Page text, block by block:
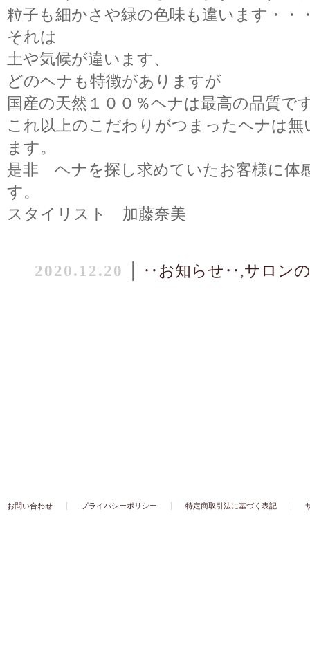
粒子も細かさや緑の色味も違います・・
それは
土や気候が違います、
どのヘナも特徴がありますが
国産の天然１００％ヘナは最高の品質で
これ以上のこだわりがつまったヘナは
ます。
是非 ヘナを探し求めていたお客様に体
す。
スタイリスト 加藤奈美
2020.12.20 ‥お知らせ‥ ,サロン
お問い合わせ プライバシーポリシー 特定商取引法に基づく表記